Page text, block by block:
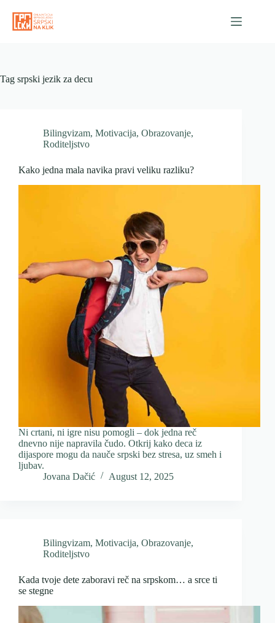
content
Tag srpski jezik za decu
Bilingvizam, Motivacija, Obrazovanje,
Roditeljstvo
Kako jedna mala navika pravi veliku razliku?
Ni crtani, ni igre nisu pomogli – dok jedna reč
dnevno nije napravila čudo. Otkrij kako deca iz
dijaspore mogu da nauče srpski bez stresa, uz smeh i
ljubav.
Jovana Dačić
August 12, 2025
Bilingvizam, Motivacija, Obrazovanje,
Roditeljstvo
Kada tvoje dete zaboravi reč na srpskom… a srce ti
se stegne